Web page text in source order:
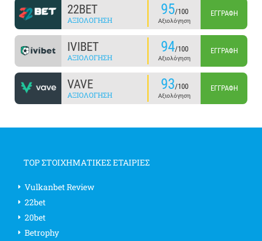
22BET
ΑΞΙΟΛΌΓΗΣΗ
95/100
Αξιολόγηση
ΕΓΓΡΑΦΉ
IVIBET
ΑΞΙΟΛΌΓΗΣΗ
94/100
Αξιολόγηση
ΕΓΓΡΑΦΉ
VAVE
ΑΞΙΟΛΌΓΗΣΗ
93/100
Αξιολόγηση
ΕΓΓΡΑΦΉ
TOP ΣΤΟΙΧΗΜΑΤΙΚΕΣ ΕΤΑΙΡΙΕΣ
Vulkanbet Review
22bet
20bet
Betrophy